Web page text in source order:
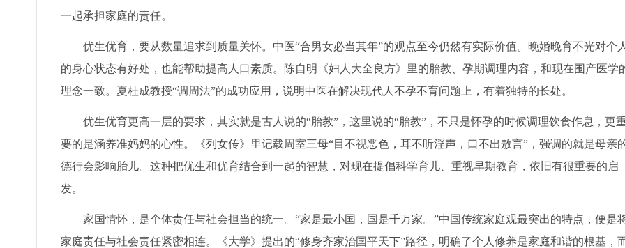
一起承担家庭的责任。
优生优育，要从数量追求到质量关怀。中医“合男女必当其年”的观点至今仍然有实际价值。晚婚晚育不光对个人
的身心状态有好处，也能帮助提高人口素质。陈自明《妇人大全良方》里的胎教、孕期调理内容，和现在围产医学
理念一致。夏桂成教授“调周法”的成功应用，说明中医在解决现代人不孕不育问题上，有着独特的长处。
优生优育更高一层的要求，其实就是古人说的“胎教”，这里说的“胎教”，不只是怀孕的时候调理饮食作息，更
要的是涵养准妈妈的心性。《列女传》里记载周室三母“目不视恶色，耳不听淫声，口不出敖言”，强调的就是母亲
德行会影响胎儿。这种把优生和优育结合到一起的智慧，对现在提倡科学育儿、重视早期教育，依旧有很重要的启
发。
家国情怀，是个体责任与社会担当的统一。“家是最小国，国是千万家。”中国传统家庭观最突出的特点，便是
家庭责任与社会责任紧密相连。《大学》提出的“修身齐家治国平天下”路径，明确了个人修养是家庭和谐的根基，